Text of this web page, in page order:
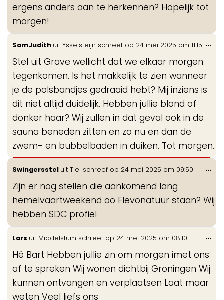
ergens anders aan te herkennen? Hopelijk tot
morgen!
SamJudith uit Ysselsteijn schreef op 24 mei 2025 om 11:15
Stel uit Grave wellicht dat we elkaar morgen
tegenkomen. Is het makkelijk te zien wanneer
je de polsbandjes gedraaid hebt? Mij inziens is
dit niet altijd duidelijk. Hebben jullie blond of
donker haar? Wij zullen in dat geval ook in de
sauna beneden zitten en zo nu en dan de
zwem- en bubbelbaden in duiken. Tot morgen.
...
Swingersstel uit Tiel schreef op 24 mei 2025 om 09:50
Zijn er nog stellen die aankomend lang
hemelvaartweekend oo Flevonatuur staan? Wij
hebben SDC profiel
...
Lars uit Middelstum schreef op 24 mei 2025 om 08:10
Hé Bart Hebben jullie zin om morgen imet ons
af te spreken Wij wonen dichtbij Groningen Wij
kunnen ontvangen en verplaatsen Laat maar
weten Veel liefs ons
...